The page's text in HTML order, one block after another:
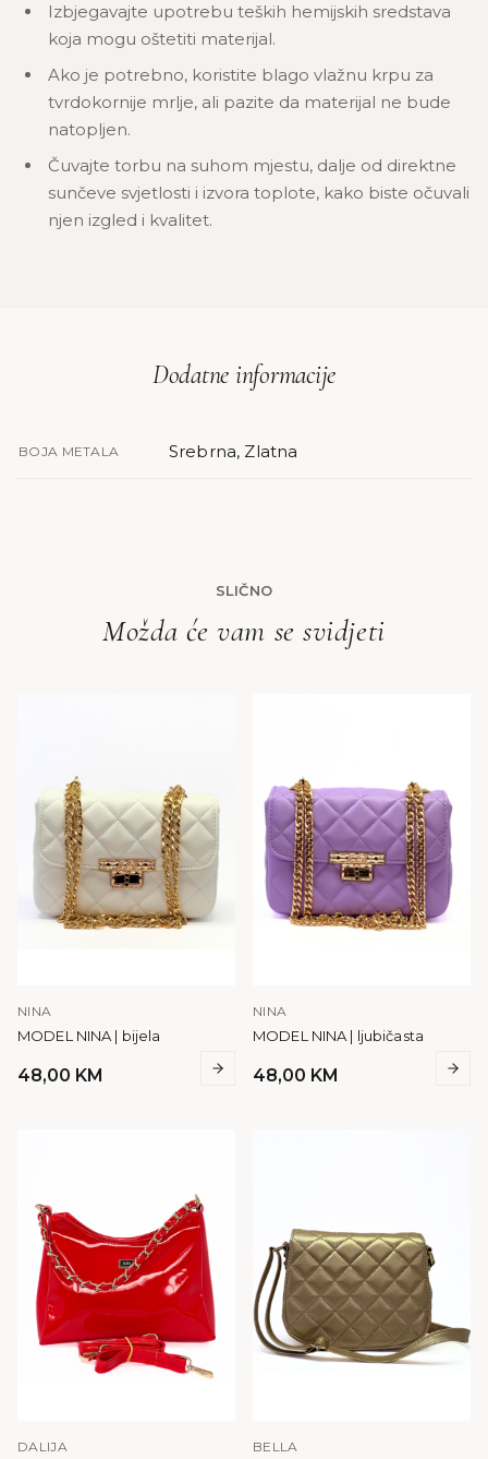
Izbjegavajte upotrebu teških hemijskih sredstava
koja mogu oštetiti materijal.
Ako je potrebno, koristite blago vlažnu krpu za
tvrdokornije mrlje, ali pazite da materijal ne bude
natopljen.
Čuvajte torbu na suhom mjestu, dalje od direktne
sunčeve svjetlosti i izvora toplote, kako biste očuvali
njen izgled i kvalitet.
Dodatne informacije
BOJA METALA Srebrna, Zlatna
SLIČNO
Možda će vam se svidjeti
NINA
MODEL NINA | bijela
48,00 KM
NINA
MODEL NINA | ljubičasta
48,00 KM
DALIJA BELLA